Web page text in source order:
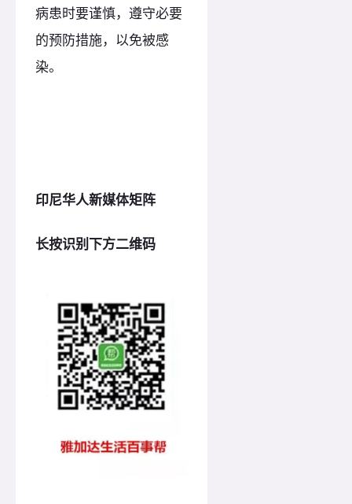
病患时要谨慎，遵守必要
的预防措施，以免被感
染。
印尼华人新媒体矩阵
长按识别下方二维码